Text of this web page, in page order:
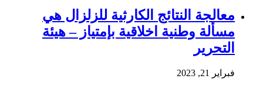
معالجة النتائج الكارثية للزلزال هي
مسألة وطنية اخلاقية بإمتياز – هيئة
التحرير
فبراير 21, 2023